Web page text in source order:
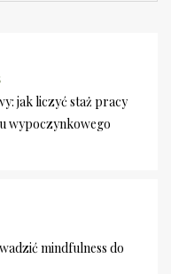
jak liczyć staż pracy
wypoczynkowego
mindfulness do